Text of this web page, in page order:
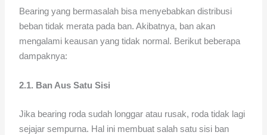
Bearing yang bermasalah bisa menyebabkan distribusi
beban tidak merata pada ban. Akibatnya, ban akan
mengalami keausan yang tidak normal. Berikut beberapa
dampaknya:
2.1. Ban Aus Satu Sisi
Jika bearing roda sudah longgar atau rusak, roda tidak lagi
sejajar sempurna. Hal ini membuat salah satu sisi ban